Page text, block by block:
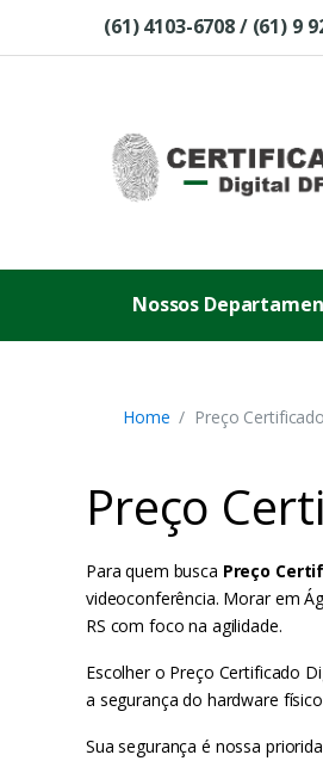
Skip to navigation
Skip to content(61) 4103-6708 / (61) 9
Nossos
Home Preço
Preço
Para quem busca Preço
videoconferência. Morar em
RS com foco na agilidade.
Escolher o Preço Certificado
a segurança do hardware
Sua segurança é nossa